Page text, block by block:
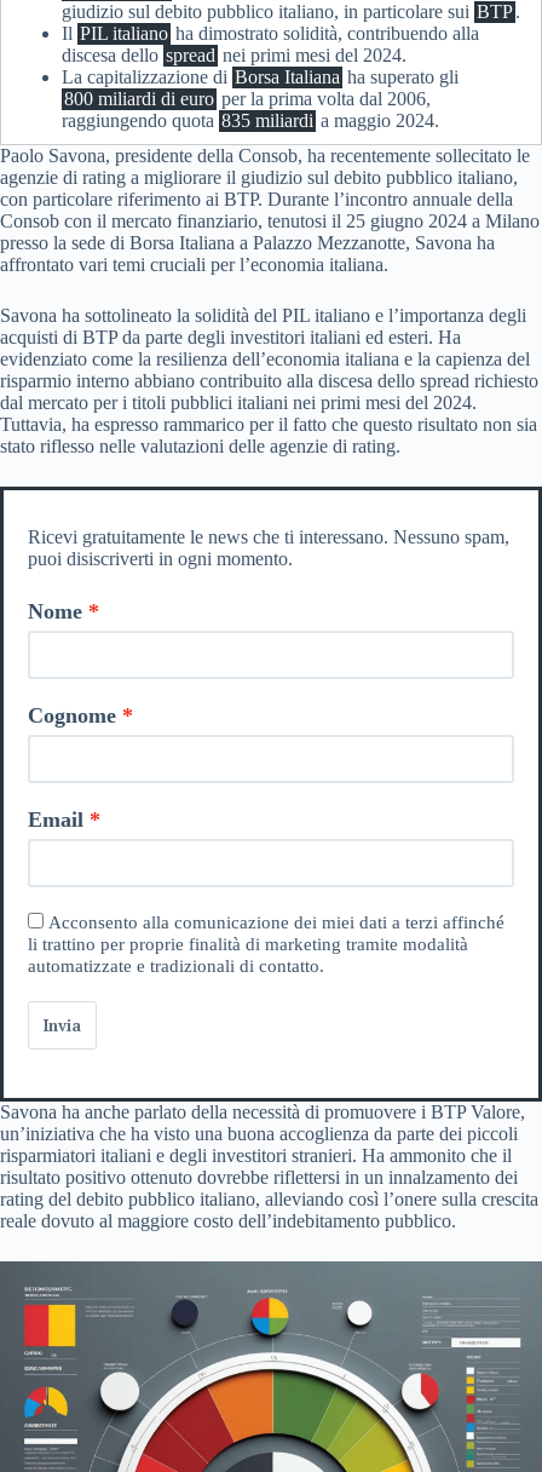
giudizio sul debito pubblico italiano, in particolare sui BTP.
Il PIL italiano ha dimostrato solidità, contribuendo alla
discesa dello spread nei primi mesi del 2024.
La capitalizzazione di Borsa Italiana ha superato gli
800 miliardi di euro per la prima volta dal 2006,
raggiungendo quota 835 miliardi a maggio 2024.
Paolo Savona, presidente della Consob, ha recentemente sollecitato le
agenzie di rating a migliorare il giudizio sul debito pubblico italiano,
con particolare riferimento ai BTP. Durante l’incontro annuale della
Consob con il mercato finanziario, tenutosi il 25 giugno 2024 a Milano
presso la sede di Borsa Italiana a Palazzo Mezzanotte, Savona ha
affrontato vari temi cruciali per l’economia italiana.
Savona ha sottolineato la solidità del PIL italiano e l’importanza degli
acquisti di BTP da parte degli investitori italiani ed esteri. Ha
evidenziato come la resilienza dell’economia italiana e la capienza del
risparmio interno abbiano contribuito alla discesa dello spread richiesto
dal mercato per i titoli pubblici italiani nei primi mesi del 2024.
Tuttavia, ha espresso rammarico per il fatto che questo risultato non sia
stato riflesso nelle valutazioni delle agenzie di rating.
Ricevi gratuitamente le news che ti interessano. Nessuno spam,
puoi disiscriverti in ogni momento.
Nome
Cognome
Email
Acconsento alla comunicazione dei miei dati a terzi affinché
li trattino per proprie finalità di marketing tramite modalità
automatizzate e tradizionali di contatto.
Invia
Savona ha anche parlato della necessità di promuovere i BTP Valore,
un’iniziativa che ha visto una buona accoglienza da parte dei piccoli
risparmiatori italiani e degli investitori stranieri. Ha ammonito che il
risultato positivo ottenuto dovrebbe riflettersi in un innalzamento dei
rating del debito pubblico italiano, alleviando così l’onere sulla crescita
reale dovuto al maggiore costo dell’indebitamento pubblico.